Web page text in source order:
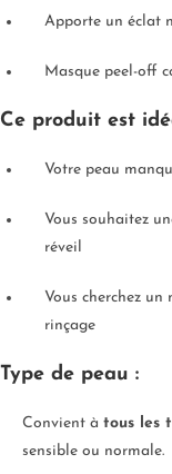
Apporte un éclat
Masque peel-off
Ce produit est
Votre peau
Vous souhaitez
réveil
Vous cherchez
rinçage
Type de peau :
Convient à tous les
sensible ou normale.